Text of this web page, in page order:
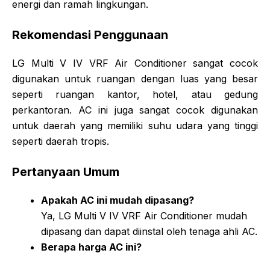
energi dan ramah lingkungan.
Rekomendasi Penggunaan
LG Multi V IV VRF Air Conditioner sangat cocok
digunakan untuk ruangan dengan luas yang besar
seperti ruangan kantor, hotel, atau gedung
perkantoran. AC ini juga sangat cocok digunakan
untuk daerah yang memiliki suhu udara yang tinggi
seperti daerah tropis.
Pertanyaan Umum
Apakah AC ini mudah dipasang?
Ya, LG Multi V IV VRF Air Conditioner mudah
dipasang dan dapat diinstal oleh tenaga ahli AC.
Berapa harga AC ini?